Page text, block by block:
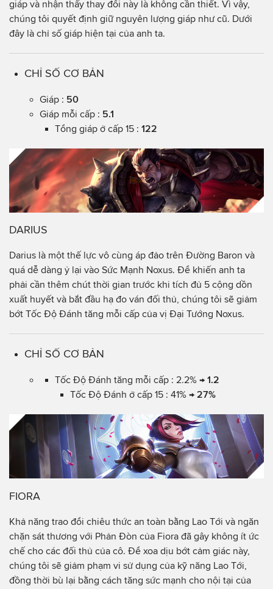
giáp và nhận thấy thay đổi này là không cần thiết. Vì vậy,
chúng tôi quyết định giữ nguyên lượng giáp như cũ. Dưới
đây là chỉ số giáp hiện tại của anh ta.
CHỈ SỐ CƠ BẢN
Giáp : 50
Giáp mỗi cấp : 5.1
Tổng giáp ở cấp 15 : 122
DARIUS
Darius là một thế lực vô cùng áp đảo trên Đường Baron và
quá dễ dàng ỷ lại vào Sức Mạnh Noxus. Để khiến anh ta
phải cần thêm chút thời gian trước khi tích đủ 5 cộng dồn
xuất huyết và bắt đầu hạ đo ván đối thủ, chúng tôi sẽ giảm
bớt Tốc Độ Đánh tăng mỗi cấp của vị Đại Tướng Noxus.
CHỈ SỐ CƠ BẢN
Tốc Độ Đánh tăng mỗi cấp : 2.2% → 1.2
Tốc Độ Đánh ở cấp 15 : 41% → 27%
FIORA
Khả năng trao đổi chiêu thức an toàn bằng Lao Tới và ngăn
chặn sát thương với Phản Đòn của Fiora đã gây không ít ức
chế cho các đối thủ của cô. Để xoa dịu bớt cảm giác này,
chúng tôi sẽ giảm phạm vi sử dụng của kỹ năng Lao Tới,
đồng thời bù lại bằng cách tăng sức mạnh cho nội tại của